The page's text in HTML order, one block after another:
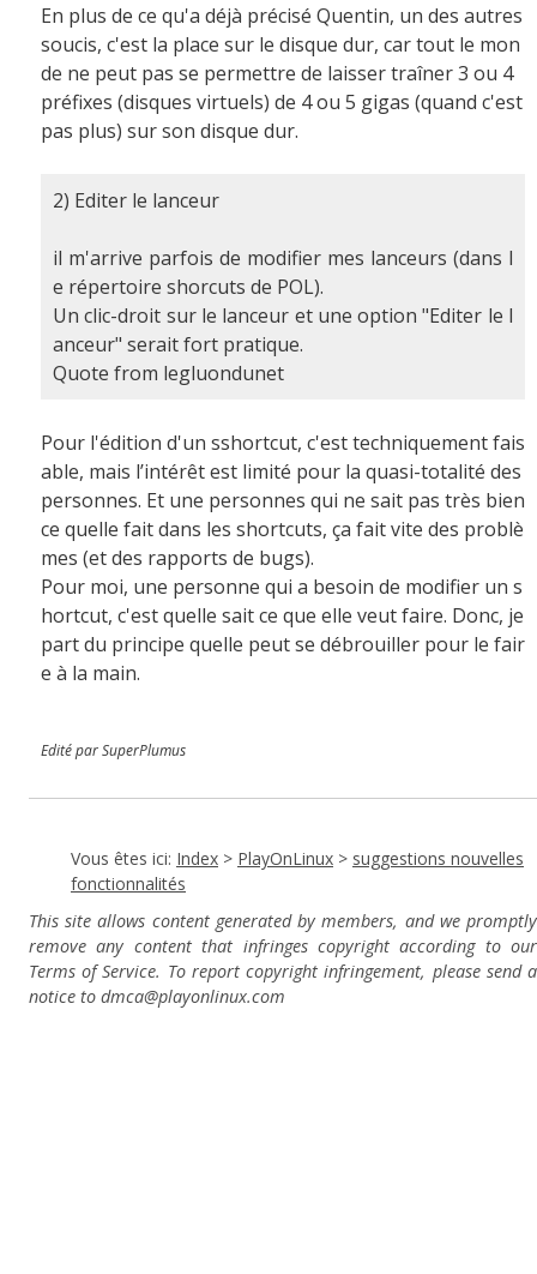
En plus de ce qu'a déjà précisé Quentin, un des autres
soucis, c'est la place sur le disque dur, car tout le mon
de ne peut pas se permettre de laisser traîner 3 ou 4
préfixes (disques virtuels) de 4 ou 5 gigas (quand c'est
pas plus) sur son disque dur.
2) Editer le lanceur
il m'arrive parfois de modifier mes lanceurs (dans l
e répertoire shorcuts de POL).
Un clic-droit sur le lanceur et une option "Editer le l
anceur" serait fort pratique.
Quote from legluondunet
Pour l'édition d'un sshortcut, c'est techniquement fais
able, mais l’intérêt est limité pour la quasi-totalité des
personnes. Et une personnes qui ne sait pas très bien
ce quelle fait dans les shortcuts, ça fait vite des problè
mes (et des rapports de bugs).
Pour moi, une personne qui a besoin de modifier un s
hortcut, c'est quelle sait ce que elle veut faire. Donc, je
part du principe quelle peut se débrouiller pour le fair
e à la main.
Edité par SuperPlumus
Vous êtes ici: Index > PlayOnLinux > suggestions nouvelles
fonctionnalités
This site allows content generated by members, and we promptly
remove any content that infringes copyright according to our
Terms of Service. To report copyright infringement, please send a
notice to dmca@playonlinux.com